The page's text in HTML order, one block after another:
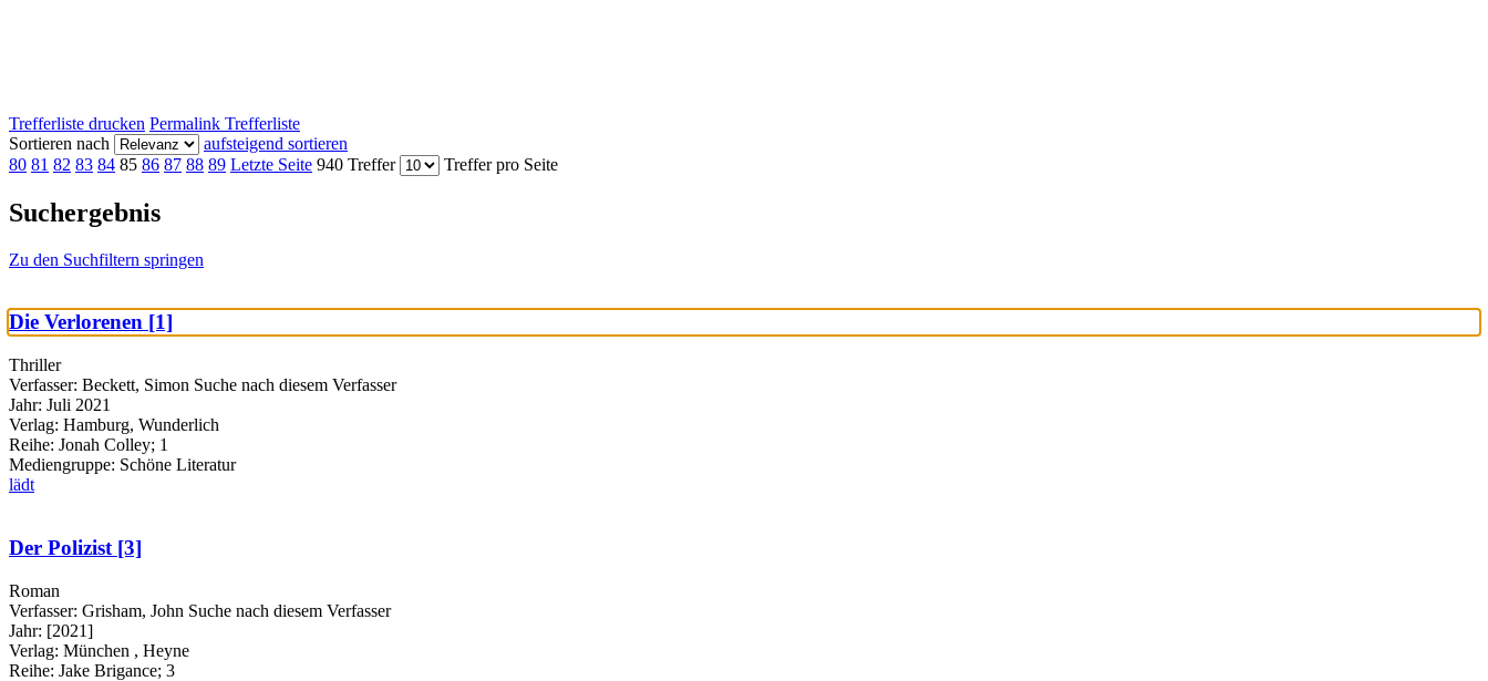
Trefferliste drucken Permalink Trefferliste
Sortieren nach
aufsteigend sortieren
80 81 82 83 84 85 86 87 88 89 Letzte Seite 940 Treffer Treffer pro Seite
Suchergebnis
Zu den Suchfiltern springen
Die Verlorenen [1]
Thriller
Verfasser: Beckett, Simon Suche nach diesem Verfasser
Jahr: Juli 2021
Verlag: Hamburg, Wunderlich
Reihe: Jonah Colley; 1
Mediengruppe: Schöne Literatur
lädt
Der Polizist [3]
Roman
Verfasser: Grisham, John Suche nach diesem Verfasser
Jahr: [2021]
Verlag: München , Heyne
Reihe: Jake Brigance; 3